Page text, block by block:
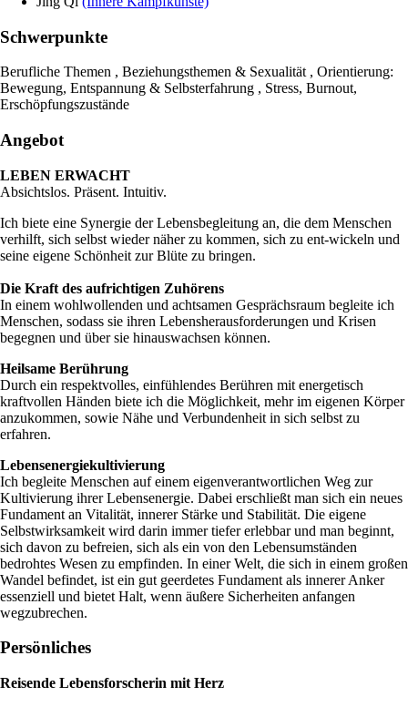
Schwerpunkte
Berufliche Themen , Beziehungsthemen & Sexualität , Orientierung:
Bewegung, Entspannung & Selbsterfahrung , Stress, Burnout,
Erschöpfungszustände
Angebot
LEBEN ERWACHT
Absichtslos. Präsent. Intuitiv.
Ich biete eine Synergie der Lebensbegleitung an, die dem Menschen
verhilft, sich selbst wieder näher zu kommen, sich zu ent-wickeln und
seine eigene Schönheit zur Blüte zu bringen.
Die Kraft des aufrichtigen Zuhörens
In einem wohlwollenden und achtsamen Gesprächsraum begleite ich
Menschen, sodass sie ihren Lebensherausforderungen und Krisen
begegnen und über sie hinauswachsen können.
Heilsame Berührung
Durch ein respektvolles, einfühlendes Berühren mit energetisch
kraftvollen Händen biete ich die Möglichkeit, mehr im eigenen Körper
anzukommen, sowie Nähe und Verbundenheit in sich selbst zu
erfahren.
Lebensenergiekultivierung
Ich begleite Menschen auf einem eigenverantwortlichen Weg zur
Kultivierung ihrer Lebensenergie. Dabei erschließt man sich ein neues
Fundament an Vitalität, innerer Stärke und Stabilität. Die eigene
Selbstwirksamkeit wird darin immer tiefer erlebbar und man beginnt,
sich davon zu befreien, sich als ein von den Lebensumständen
bedrohtes Wesen zu empfinden. In einer Welt, die sich in einem großen
Wandel befindet, ist ein gut geerdetes Fundament als innerer Anker
essenziell und bietet Halt, wenn äußere Sicherheiten anfangen
wegzubrechen.
Persönliches
Reisende Lebensforscherin mit Herz